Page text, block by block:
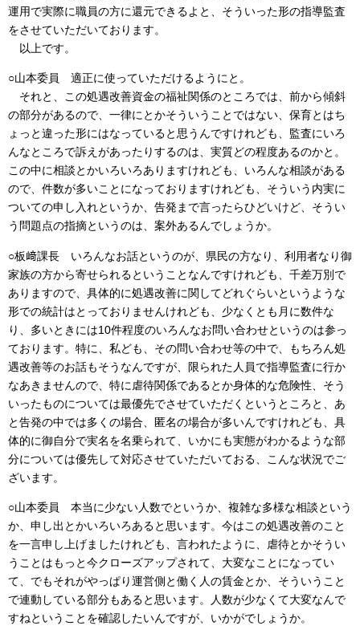
運用で実際に職員の方に還元できるよと、そういった形の指導監査
をさせていただいております。
以上です。
○山本委員 適正に使っていただけるようにと。
それと、この処遇改善資金の福祉関係のところでは、前から傾斜
の部分があるので、一律にとかそういうことではない、保育とはち
ょっと違った形にはなっていると思うんですけれども、監査にいろ
んなところで訴えがあったりするのは、実質どの程度あるのかと。
この中に相談とかいろいろありますけれども、いろんな相談がある
ので、件数が多いことになっておりますけれども、そういう内実に
ついての申し入れというか、告発まで言ったらひどいけど、そうい
う問題点の指摘というのは、案外あるんでしょうか。
○板﨑課長 いろんなお話というのが、県民の方なり、利用者なり御
家族の方から寄せられるということなんですけれども、千差万別で
ありますので、具体的に処遇改善に関してどれぐらいというような
形での統計はとっておりませんけれども、少なくとも月に数件な
り、多いときには10件程度のいろんなお問い合わせというのは参っ
ております。特に、私ども、その問い合わせ等の中で、もちろん処
遇改善等のお話もそうなんですが、限られた人員で指導監査に行か
なあきませんので、特に虐待関係であるとか身体的な危険性、そう
いったものについては最優先でさせていただくというところと、あ
と告発の中では多くの場合、匿名の場合が多いんですけれども、具
体的に御自分で実名を名乗られて、いかにも実態がわかるような部
分については優先して対応させていただいておる、こんな状況でご
ざいます。
○山本委員 本当に少ない人数でというか、複雑な多様な相談という
か、申し出とかいろいろあると思います。今はこの処遇改善のこと
を一言申し上げましたけれども、言われたように、虐待とかそうい
うことはもっと今クローズアップされて、大変なことになってい
て、でもそれがやっぱり運営側と働く人の賃金とか、そういうこと
で連動している部分もあると思います。人数が少なくて大変なんで
すねということを確認したいんですが、いかがでしょうか。